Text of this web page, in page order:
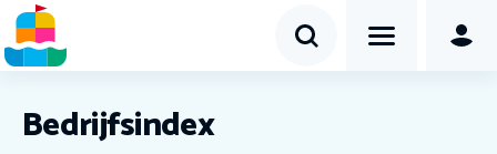
Bedrijfsindex